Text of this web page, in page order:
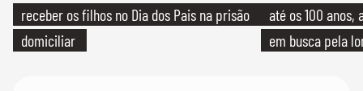
receber os filhos no Dia dos Pais na prisão
domiciliar
até os 100
em busca pela